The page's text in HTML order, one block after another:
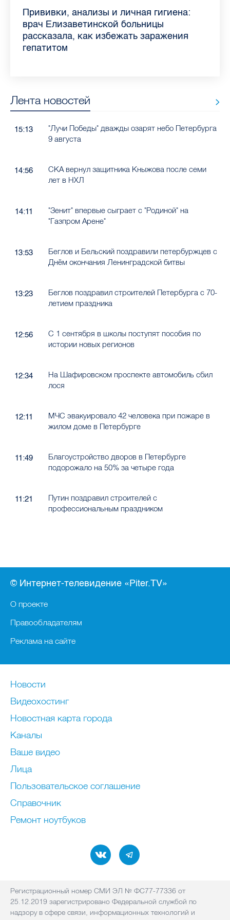
Piter.TV находится в ТОП-10 рейтинга
самых цитируемых СМИ Петербурга и
Ленобласти во II квартале 2026 года
Прививки, анализы и личная гигиена:
врач Елизаветинской больницы
рассказала, как избежать заражения
гепатитом
Как обезопасить ребенка летом: советы
педиатра для родителей
Проходные баллы в вузах СПб — 2026:
где самый высокий и самый низкий
конкурс
Врач назвала неожиданные причины
воспаления ахиллова сухожилия летом
Декрет без потери дохода: эксперт
рассказала о возможностях для
работающих родителей
Что такое рассеянный склероз: невролог
Елизаветинской больницы ответила на
главные вопросы о заболевании
Бамбл с вишней и лимонад с имбирем:
какие напитки можно приготовить дома
в жару
Лента новостей
15:13
"Лучи Победы" дважды озарят небо Петербурга
9 августа
14:56
СКА вернул защитника Кныжова после семи
лет в НХЛ
14:11
"Зенит" впервые сыграет с "Родиной" на
"Газпром Арене"
13:53
Беглов и Бельский поздравили петербуржцев с
Днём окончания Ленинградской битвы
13:23
Беглов поздравил строителей Петербурга с 70-
летием праздника
12:56
С 1 сентября в школы поступят пособия по
истории новых регионов
12:34
На Шафировском проспекте автомобиль сбил
лося
12:11
МЧС эвакуировало 42 человека при пожаре в
жилом доме в Петербурге
11:49
Благоустройство дворов в Петербурге
подорожало на 50% за четыре года
11:21
Путин поздравил строителей с
профессиональным праздником
© Интернет-телевидение «Piter.TV»
О проекте
Правообладателям
Реклама на сайте
Новости
Видеохостинг
Новостная карта города
Каналы
Ваше видео
Лица
Пользовательское соглашение
Справочник
Ремонт нoутбуков
Регистрационный номер СМИ ЭЛ № ФС77-77336 от
25.12.2019 зарегистрировано Федеральной службой по
надзору в сфере связи, информационных технологий и